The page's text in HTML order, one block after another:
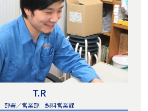
T.R
部署／営業部 飼料営業課